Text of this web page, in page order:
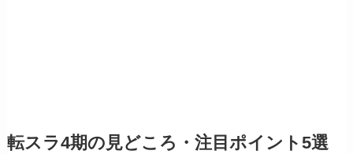
転スラ4期の見どころ・注目ポイント5選